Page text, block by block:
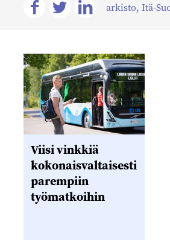
Facebookissa
Twitterissä
Linkedinissä
arkisto, Itä-
Viisi vinkkiä
kokonaisvaltaisesti
parempiin
työmatkoihin